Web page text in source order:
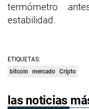
termómetro
estabilidad.
ETIQUETAS:
bitcoin
mercado Cripto
las noticias